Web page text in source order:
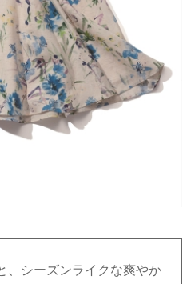
、シーズンライクな爽やか